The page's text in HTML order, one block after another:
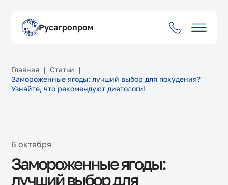
Русагропром
Главная
Статьи
Замороженные ягоды: лучший выбор для похудения?
Узнайте, что рекомендуют диетологи!
6 октября
Замороженные ягоды:
лучший выбор для
Оставить заявку
Ваше имя
Ваша заявка принята
Данные не отправлены